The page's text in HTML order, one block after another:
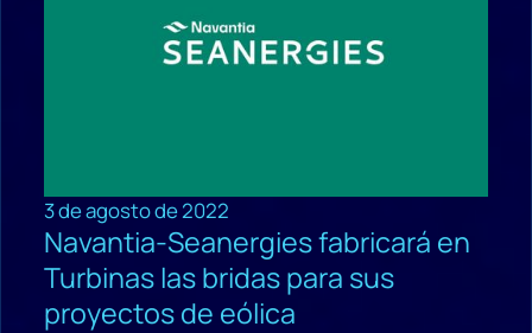
3 de agosto de 2022
Navantia-Seanergies fabricará en
Turbinas las bridas para sus
proyectos de eólica